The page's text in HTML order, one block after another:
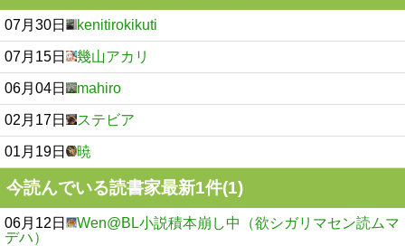
07月30日 kenitirokikuti
07月15日 幾山アカリ
06月04日 mahiro
02月17日 ステビア
01月19日 暁
今読んでいる読書家最新1件(1)
06月12日
Wen@BL小説積本崩し中（欲シガリマセン読ムマ
デハ）